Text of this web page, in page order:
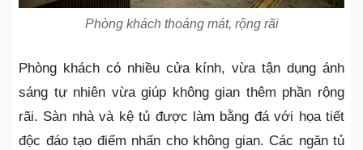
Phòng khách thoáng mát, rộng rãi
Phòng khách có nhiều cửa kính, vừa tận dụng ánh
sáng tự nhiên vừa giúp không gian thêm phần rộng
rãi. Sàn nhà và kệ tủ được làm bằng đá với họa tiết
độc đáo tạo điểm nhấn cho không gian. Các ngăn tủ